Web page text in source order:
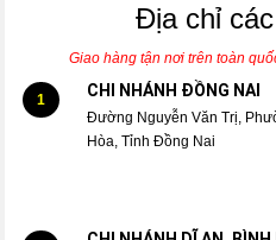
Địa chỉ
Giao hàng tận nơi trên toàn
1 CHI NHÁNH ĐỒNG NAI
Đường Nguyễn Văn Trị,
Hòa, Tỉnh Đồng Nai